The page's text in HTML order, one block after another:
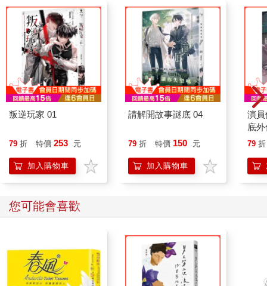
叛逆玩家 01
79 折 特價 253 元
加入購物車
請解開故事謎底 04
79 折 特價 150 元
加入購物車
演
底
79 折
您可能會喜歡